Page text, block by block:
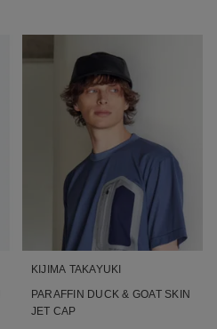
KIJIMA TAKAYUKI
PARAFFIN DUCK & GOAT SKIN
JET CAP